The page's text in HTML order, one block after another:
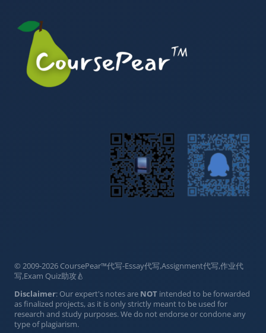
© 2009-2026 CoursePear™代写-Essay代写,Assignment代写,作业代
写,Exam Quiz助攻🍐
Disclaimer: Our expert's notes are NOT intended to be forwarded
as finalized projects, as it is only strictly meant to be used for
research and study purposes. We do not endorse or condone any
type of plagiarism.